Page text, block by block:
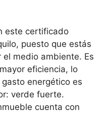
este certificado
puesto que estás
medio ambiente. Es
eficiencia, lo
energético es
verde fuerte.
cuenta con